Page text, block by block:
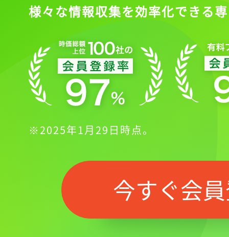
様々な情報収集を効率化できる
※2025年1月29日時点。
今すぐ会